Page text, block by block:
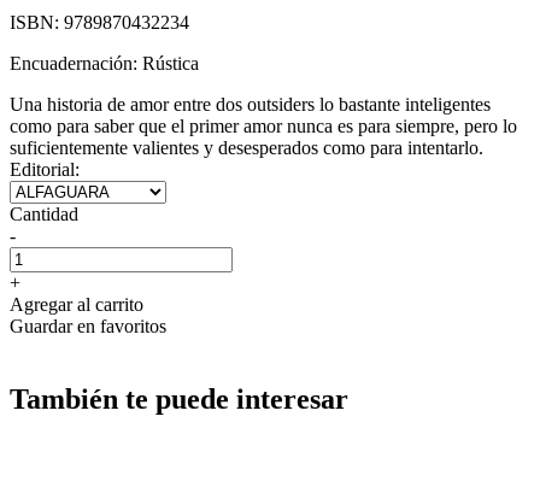
ISBN: 9789870432234
Encuadernación: Rústica
Una historia de amor entre dos outsiders lo bastante inteligentes
como para saber que el primer amor nunca es para siempre, pero lo
suficientemente valientes y desesperados como para intentarlo.
Editorial:
Cantidad
-
+
Agregar al carrito
Guardar en favoritos
También te puede interesar